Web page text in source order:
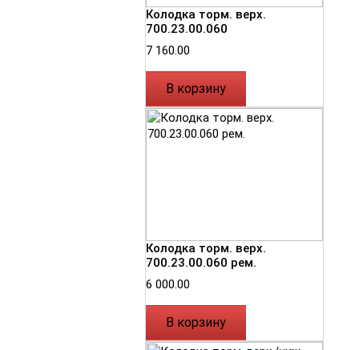
Колодка торм. верх.
700.23.00.060
7 160.00
В корзину
Колодка торм. верх.
700.23.00.060 рем.
6 000.00
В корзину